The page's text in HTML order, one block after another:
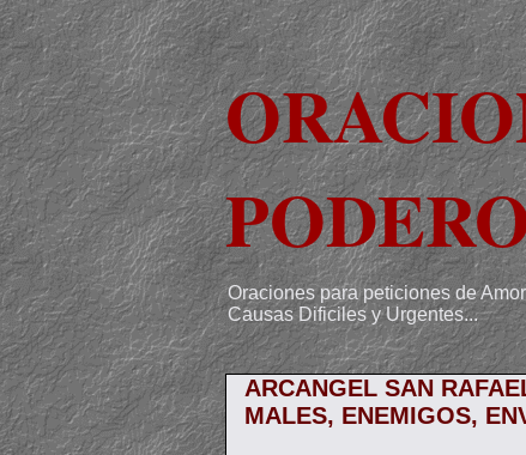
Oraciones para peticiones de
Causas Dificiles y Urgentes...
ARCANGEL SAN
MALES, ENEMIGOS,